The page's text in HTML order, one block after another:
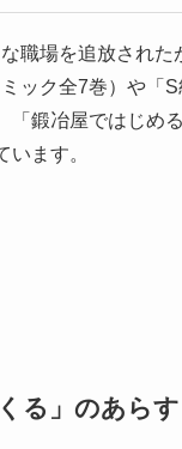
職場を追放された
ック全7巻）や「
鍛冶屋ではじめ
ます。
る」のあらす